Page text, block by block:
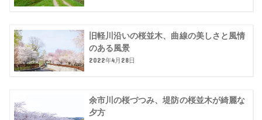
旧軽川沿いの桜並木、曲線の美しさと風情
のある風景
2022年4月28日
余市川の桜づつみ、堤防の桜並木が綺麗な
夕方